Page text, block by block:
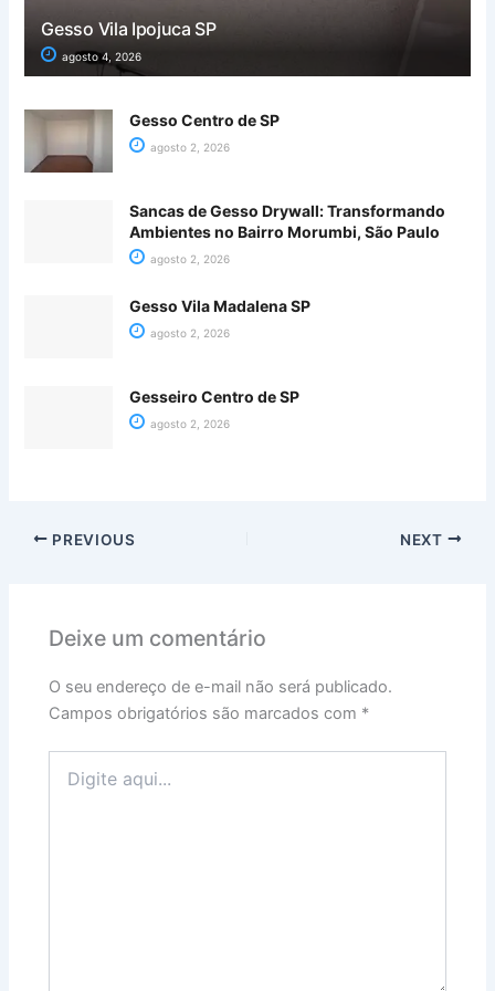
Gesso Vila Ipojuca SP
agosto 4, 2026
Gesso Centro de SP
agosto 2, 2026
Sancas de Gesso Drywall: Transformando
Ambientes no Bairro Morumbi, São Paulo
agosto 2, 2026
Gesso Vila Madalena SP
agosto 2, 2026
Gesseiro Centro de SP
agosto 2, 2026
PREVIOUS NEXT
Deixe um comentário
O seu endereço de e-mail não será publicado.
Campos obrigatórios são marcados com *
aqui...